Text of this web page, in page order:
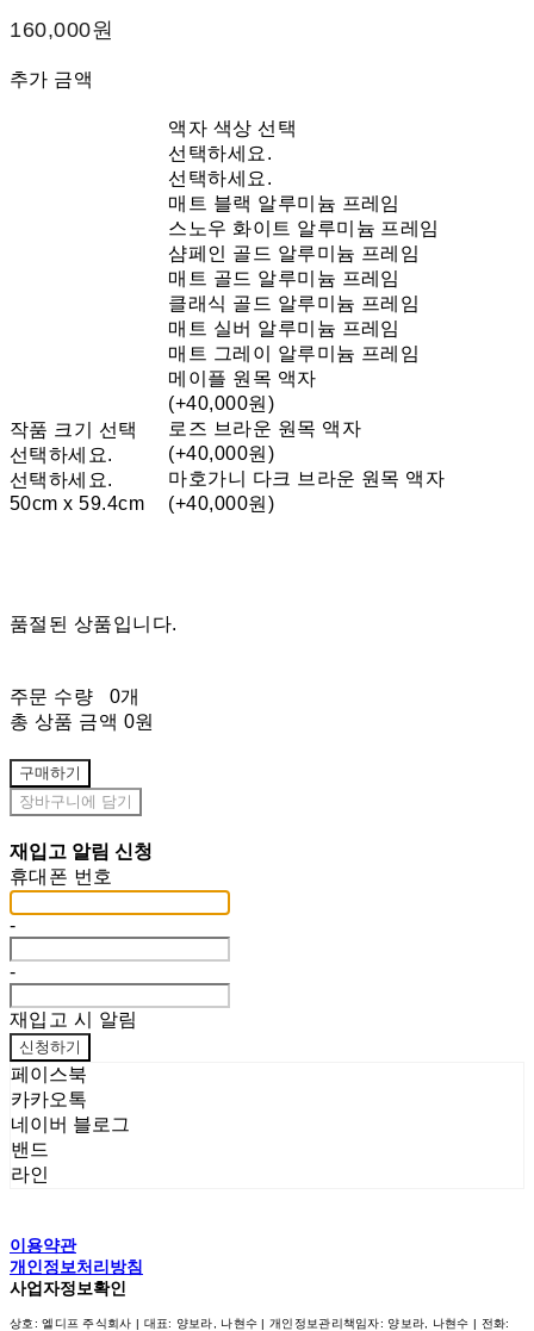
160,000원
추가 금액
작품 크기 선택
선택하세요.
선택하세요.
50cm x 59.4cm
액자 색상 선택
선택하세요.
선택하세요.
매트 블랙 알루미늄 프레임
스노우 화이트 알루미늄 프레임
샴페인 골드 알루미늄 프레임
매트 골드 알루미늄 프레임
클래식 골드 알루미늄 프레임
매트 실버 알루미늄 프레임
매트 그레이 알루미늄 프레임
메이플 원목 액자
(+40,000원)
로즈 브라운 원목 액자
(+40,000원)
마호가니 다크 브라운 원목 액자
(+40,000원)
품절된 상품입니다.
주문 수량
0개
총 상품 금액 0원
구매하기
장바구니에 담기
재입고 알림 신청
휴대폰 번호
-
-
재입고 시 알림
신청하기
페이스북
카카오톡
네이버 블로그
밴드
라인
이용약관
개인정보처리방침
사업자정보확인
상호: 엘디프 주식회사 | 대표: 양보라, 나현수 | 개인정보관리책임자: 양보라, 나현수 | 전화: